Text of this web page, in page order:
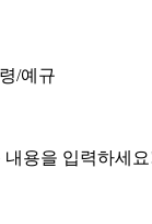
/예규
내용을 입력하세